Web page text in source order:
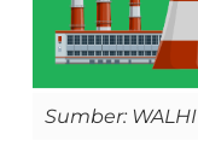
Sumber: WALHI